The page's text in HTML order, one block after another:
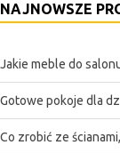
NAJNOWSZE
Jakie meble do
Gotowe pokoje dla
Co zrobić ze